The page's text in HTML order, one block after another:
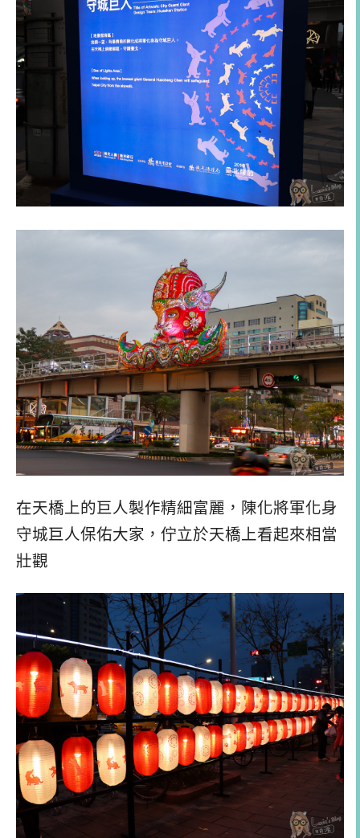
在天橋上的巨人製作精細富麗，陳化將軍化身
守城巨人保佑大家，佇立於天橋上看起來相當
壯觀